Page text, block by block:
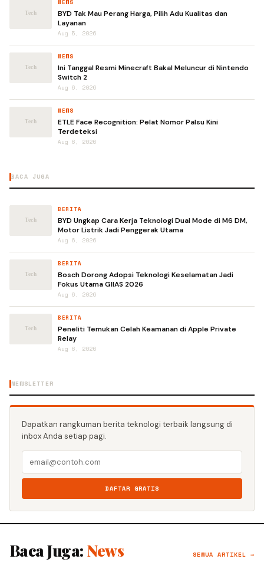
NEWS
BYD Tak Mau Perang Harga, Pilih Adu Kualitas dan
Layanan
Aug 5, 2026
NEWS
Ini Tanggal Resmi Minecraft Bakal Meluncur di Nintendo
Switch 2
Aug 6, 2026
NEWS
ETLE Face Recognition: Pelat Nomor Palsu Kini
Terdeteksi
Aug 6, 2026
BACA JUGA
BERITA
BYD Ungkap Cara Kerja Teknologi Dual Mode di M6 DM,
Motor Listrik Jadi Penggerak Utama
Aug 6, 2026
BERITA
Bosch Dorong Adopsi Teknologi Keselamatan Jadi
Fokus Utama GIIAS 2026
Aug 6, 2026
BERITA
Peneliti Temukan Celah Keamanan di Apple Private
Relay
Aug 6, 2026
NEWSLETTER
Dapatkan rangkuman berita teknologi terbaik langsung di
inbox Anda setiap pagi.
DAFTAR GRATIS
Baca Juga: News SEMUA ARTIKEL →